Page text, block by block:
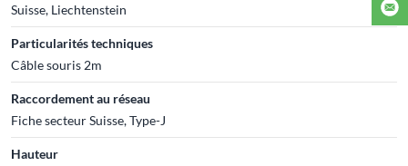
Suisse, Liechtenstein
Particularités techniques
Câble souris 2m
Raccordement au réseau
Fiche secteur Suisse, Type-J
Hauteur